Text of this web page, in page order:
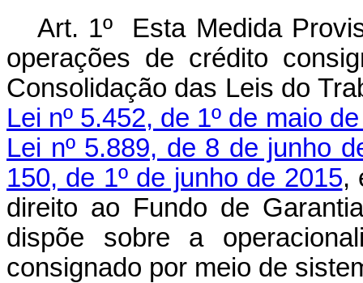
Art. 1º Esta Medida
operações de crédito
Consolidação das Leis do
Lei nº 5.452, de 1º de maio
Lei nº 5.889, de 8 de junho
150, de 1º de junho de 2015,
direito ao Fundo de
dispõe sobre a
consignado por meio de